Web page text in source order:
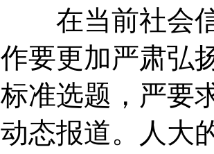
在当前社会信
作要更加严肃弘
标准选题，严要
动态报道。人大